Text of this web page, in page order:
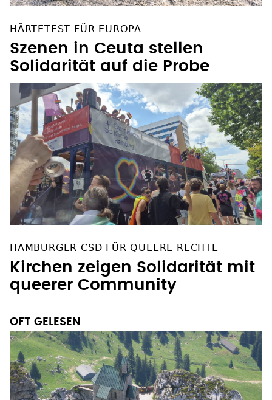
HÄRTETEST FÜR EUROPA
Szenen in Ceuta stellen
Solidarität auf die Probe
HAMBURGER CSD FÜR QUEERE RECHTE
Kirchen zeigen Solidarität mit
queerer Community
OFT GELESEN